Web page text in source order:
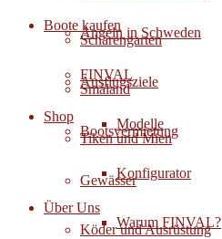
Schärengarten
Småland
Tiken und Mien
Angeln in Schweden
Ausflugsziele
Bootsvermietung
Gewässer
Köder und Ausrüstung
Boote kaufen
FINVAL
Modelle
Konfigurator
Warum FINVAL?
Shop
Über Uns